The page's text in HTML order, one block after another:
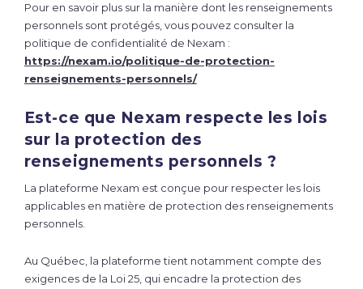
Pour en savoir plus sur la manière dont les renseignements
personnels sont protégés, vous pouvez consulter la
politique de confidentialité de Nexam :
https://nexam.io/politique-de-protection-
renseignements-personnels/
Est-ce que Nexam respecte les lois
sur la protection des
renseignements personnels ?
La plateforme Nexam est conçue pour respecter les lois
applicables en matière de protection des renseignements
personnels.
Au Québec, la plateforme tient notamment compte des
exigences de la Loi 25, qui encadre la protection des